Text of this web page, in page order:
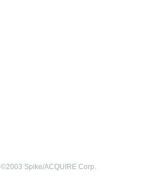
©2003 Spike/ACQUIRE Corp.